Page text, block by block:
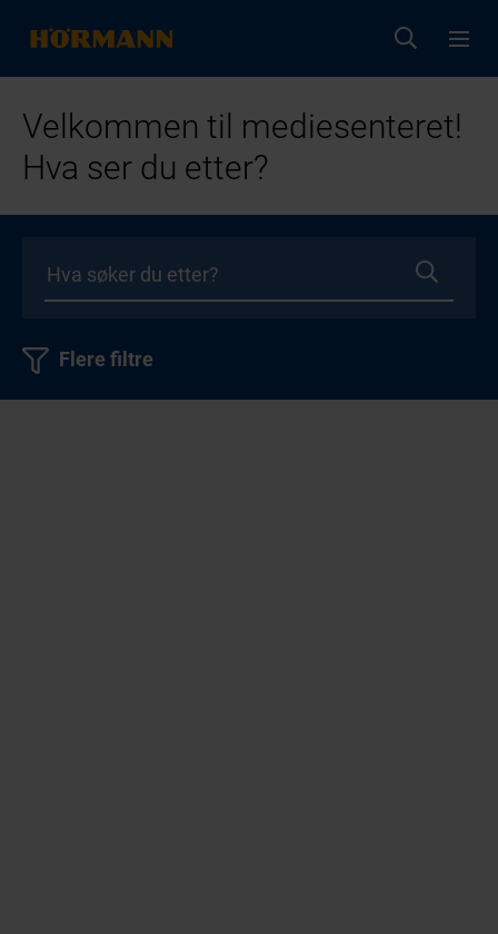
Velkommen til mediesenteret!
Hva ser du etter?
Flere filtre